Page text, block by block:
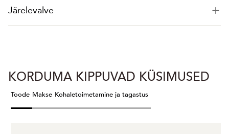
Järelevalve
KORDUMA KIPPUVAD KÜSIMUSED
Toode Makse Kohaletoimetamine ja tagastus